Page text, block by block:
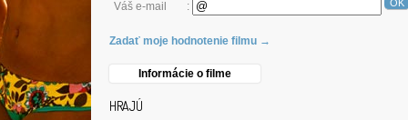
Váš e-mail : OK
Zadať moje hodnotenie filmu →
Informácie o filme
HRAJÚ